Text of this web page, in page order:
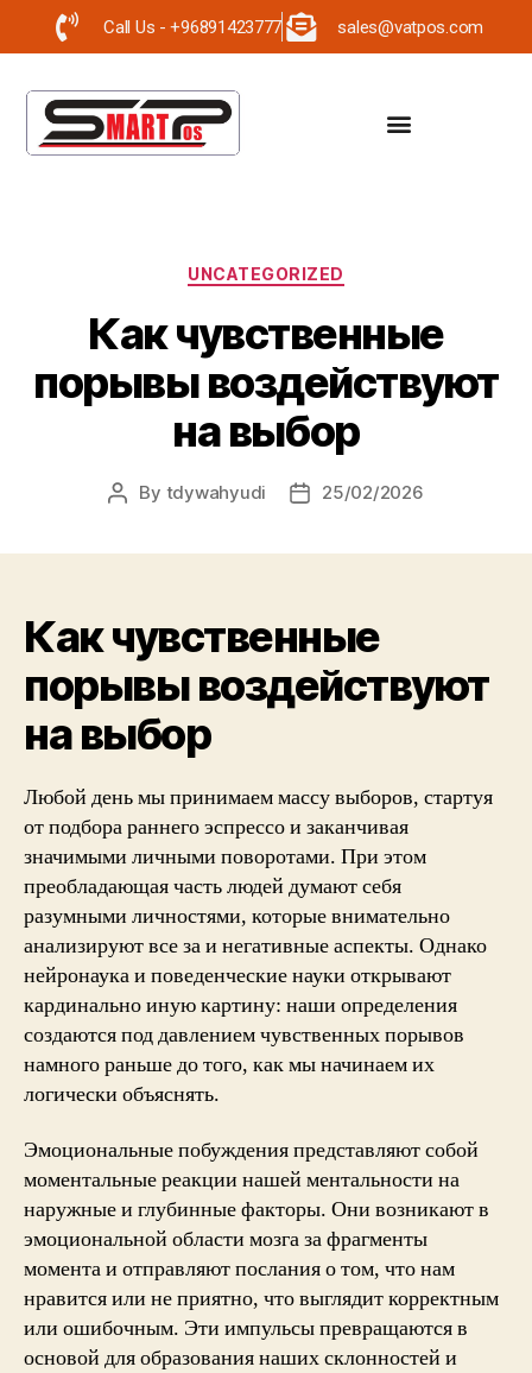
Call Us - +96891423777 sales@vatpos.com
UNCATEGORIZED
Как чувственные
порывы воздействуют
на выбор
By tdywahyudi 25/02/2026
Как чувственные
порывы воздействуют
на выбор
Любой день мы принимаем массу выборов, стартуя
от подбора раннего эспрессо и заканчивая
значимыми личными поворотами. При этом
преобладающая часть людей думают себя
разумными личностями, которые внимательно
анализируют все за и негативные аспекты. Однако
нейронаука и поведенческие науки открывают
кардинально иную картину: наши определения
создаются под давлением чувственных порывов
намного раньше до того, как мы начинаем их
логически объяснять.
Эмоциональные побуждения представляют собой
моментальные реакции нашей ментальности на
наружные и глубинные факторы. Они возникают в
эмоциональной области мозга за фрагменты
момента и отправляют послания о том, что нам
нравится или не приятно, что выглядит корректным
или ошибочным. Эти импульсы превращаются в
основой для образования наших склонностей и